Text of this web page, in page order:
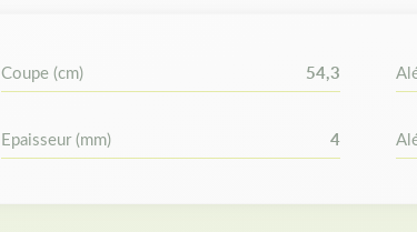
Coupe (cm) 54,3
Epaisseur (mm) 4